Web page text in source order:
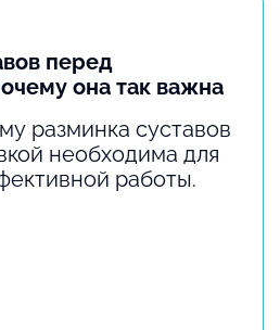
перед
она так важна
разминка суставов
необходима для
работы.